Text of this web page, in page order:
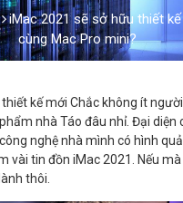
iMac 2021 sẽ sở hữu thiết
cùng Mac Pro mini?
kế mới Chắc không ít
nhà Táo đâu nhỉ. Đại diện
nghệ nhà mình có hình
vài tin đồn iMac 2021. Nếu
thôi.